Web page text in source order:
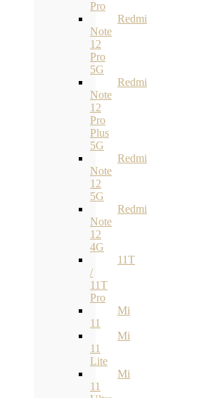
Pro
Redmi
Note
12
Pro
5G
Redmi
Note
12
Pro
Plus
5G
Redmi
Note
12
5G
Redmi
Note
12
4G
11T
/
11T
Pro
Mi
11
Mi
11
Lite
Mi
11